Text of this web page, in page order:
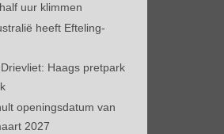
uur klimmen
heeft Efteling-
Haags pretpark
openingsdatum van
2027